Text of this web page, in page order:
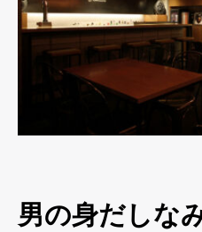
男の身だしな